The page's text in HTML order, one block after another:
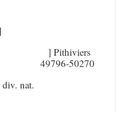
] Pithiviers
50270